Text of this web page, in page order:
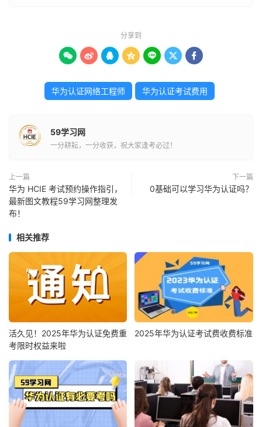
分享到
      
华为认证网络工程师 华为认证考试费用
59学习网
一分耕耘，一分收获，祝大家逢考必过！
上一篇
华为 HCIE 考试预约操作指引，
最新图文教程59学习网整理发
布！
下一篇
0基础可以学习华为认证吗？
相关推荐
活久见！2025年华为认证免费重
考限时权益来啦
2025年华为认证考试费收费标准